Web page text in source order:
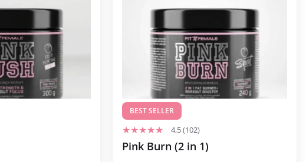
BEST SELLER
4,5 (102)
Pink Burn (2 in 1)
scelte
nella
pagina
del